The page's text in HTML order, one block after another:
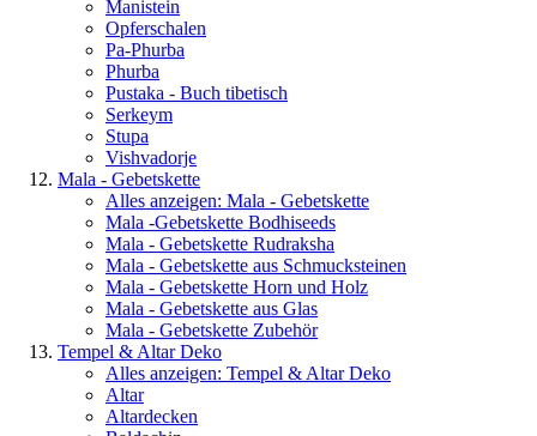
Manistein
Opferschalen
Pa-Phurba
Phurba
Pustaka - Buch tibetisch
Serkeym
Stupa
Vishvadorje
Mala - Gebetskette
Alles anzeigen: Mala - Gebetskette
Mala -Gebetskette Bodhiseeds
Mala - Gebetskette Rudraksha
Mala - Gebetskette aus Schmucksteinen
Mala - Gebetskette Horn und Holz
Mala - Gebetskette aus Glas
Mala - Gebetskette Zubehör
Tempel & Altar Deko
Alles anzeigen: Tempel & Altar Deko
Altar
Altardecken